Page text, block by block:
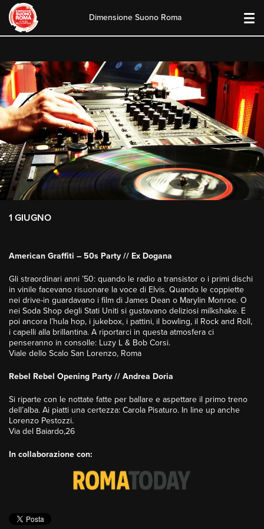
content
Dimensione Suono Roma
1 GIUGNO
American Graffiti – 50s Party // Ex Dogana
Gli straordinari anni ’50: quando le radio a transistor o i primi dischi
in vinile facevano risuonare la voce di Elvis. Quando le coppiette
nei drive-in guardavano i film di James Dean o Marylin Monroe. O
nei Soda Shop degli Stati Uniti si gustavano deliziosi milkshake. E
poi ancora l’hula hop, i jukebox, i pattini, il bowling, il Rock and Roll,
i capelli alla brillantina. A riportarci in questa atmosfera ci
penseranno in consolle: Luzy L & Bob Corsi.
Viale dello Scalo San Lorenzo, Roma
Rebel Rebel Opening Party // Andrea Doria
Si riparte con le nottate fatte per ballare e aspettare il primo treno
dell’alba. Ai piatti una certezza: Carola Pisaturo. In line up anche
Lorenzo Pestozzi.
Via del Baiardo,26
In collaborazione con: